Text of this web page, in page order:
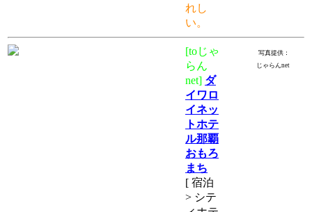
れし
い。
[toじゃ
らん
net] ダ
イワロ
イネッ
トホテ
ル那覇
おもろ
まち
[ 宿泊
> シテ
写真提供：
じゃらんnet